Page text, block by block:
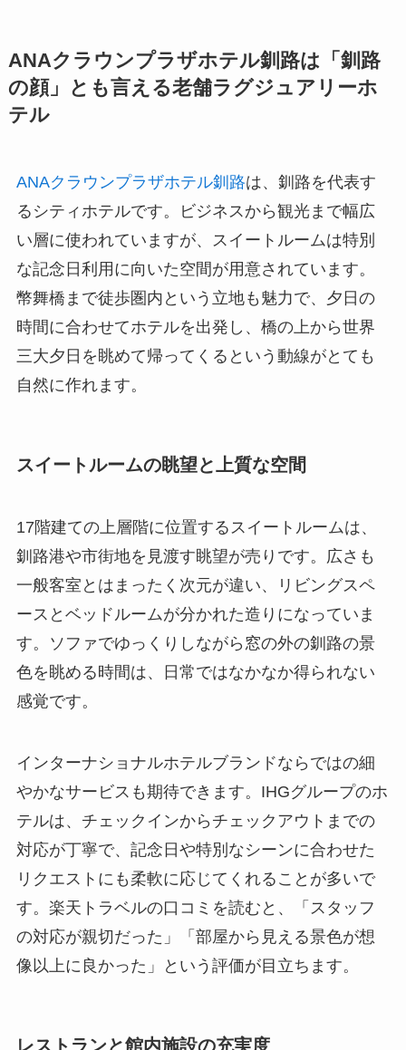
ANAクラウンプラザホテル釧路は「釧路
の顔」とも言える老舗ラグジュアリーホ
テル
ANAクラウンプラザホテル釧路は、釧路を代表す
るシティホテルです。ビジネスから観光まで幅広
い層に使われていますが、スイートルームは特別
な記念日利用に向いた空間が用意されています。
幣舞橋まで徒歩圏内という立地も魅力で、夕日の
時間に合わせてホテルを出発し、橋の上から世界
三大夕日を眺めて帰ってくるという動線がとても
自然に作れます。
スイートルームの眺望と上質な空間
17階建ての上層階に位置するスイートルームは、
釧路港や市街地を見渡す眺望が売りです。広さも
一般客室とはまったく次元が違い、リビングスペ
ースとベッドルームが分かれた造りになっていま
す。ソファでゆっくりしながら窓の外の釧路の景
色を眺める時間は、日常ではなかなか得られない
感覚です。
インターナショナルホテルブランドならではの細
やかなサービスも期待できます。IHGグループのホ
テルは、チェックインからチェックアウトまでの
対応が丁寧で、記念日や特別なシーンに合わせた
リクエストにも柔軟に応じてくれることが多いで
す。楽天トラベルの口コミを読むと、「スタッフ
の対応が親切だった」「部屋から見える景色が想
像以上に良かった」という評価が目立ちます。
レストランと館内施設の充実度